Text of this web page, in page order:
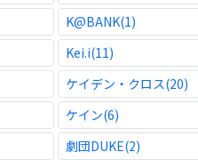
K@BANK(1)
Kei.i(11)
ケイデン・クロス(20)
ケイン(6)
劇団DUKE(2)